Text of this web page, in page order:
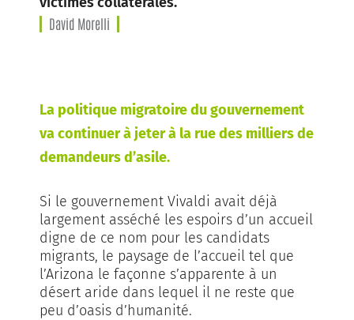
David Morelli
La politique migratoire du gouvernement
va continuer à jeter à la rue des milliers de
demandeurs d’asile.
Si le gouvernement Vivaldi avait dé­jà
largement asséché les espoirs d’­un accueil
digne de ce nom pour les candidats
migrants, le paysage de l’accueil tel que
l’Arizona le façonne s’apparente à un
désert aride dans lequel il ne reste que
peu d’oasis d’hu­manité.